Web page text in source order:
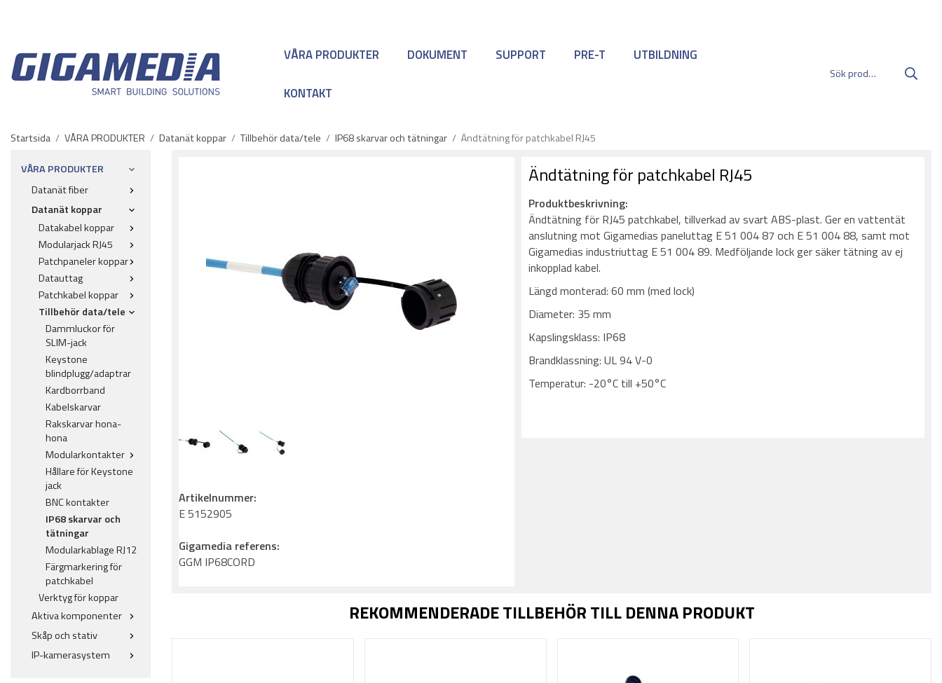
VÅRA PRODUKTER DOKUMENT SUPPORT PRE-T UTBILDNING
KONTAKT
Startsida / VÅRA PRODUKTER / Datanät koppar / Tillbehör data/tele / IP68 skarvar och tätningar / Ändtätning för patchkabel RJ45
VÅRA PRODUKTER
Datanät fiber
Datanät koppar
Datakabel koppar
Modularjack RJ45
Patchpaneler koppar
Datauttag
Patchkabel koppar
Tillbehör data/tele
Dammluckor för
SLIM-jack
Keystone
blindplugg/adaptrar
Kardborrband
Kabelskarvar
Rakskarvar hona-
hona
Modularkontakter
Hållare för Keystone
jack
BNC kontakter
IP68 skarvar och
tätningar
Modularkablage RJ12
Färgmarkering för
patchkabel
Verktyg för koppar
Aktiva komponenter
Skåp och stativ
IP-kamerasystem
Ändtätning för patchkabel RJ45
Produktbeskrivning:
Ändtätning för RJ45 patchkabel, tillverkad av svart ABS-plast. Ger en vattentät
anslutning mot Gigamedias paneluttag E 51 004 87 och E 51 004 88, samt mot
Gigamedias industriuttag E 51 004 89. Medföljande lock ger säker tätning av ej
inkopplad kabel.
Längd monterad: 60 mm (med lock)
Diameter: 35 mm
Kapslingsklass: IP68
Brandklassning: UL 94 V-0
Temperatur: -20°C till +50°C
Artikelnummer:
E 5152905
Gigamedia referens:
GGM IP68CORD
REKOMMENDERADE TILLBEHÖR TILL DENNA PRODUKT